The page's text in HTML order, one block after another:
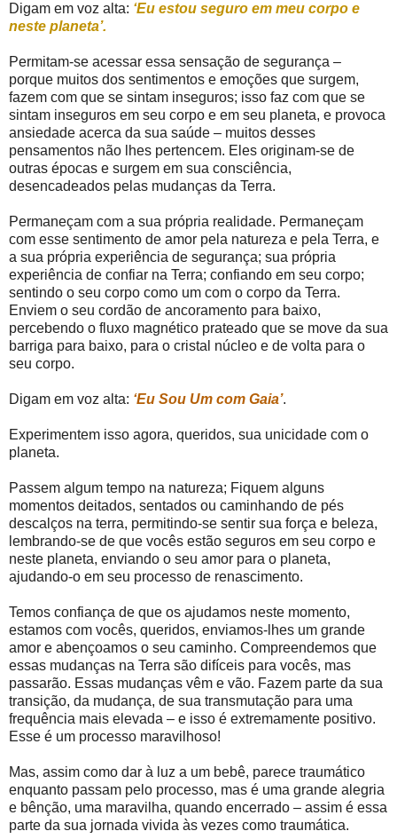
Digam em voz alta: ‘Eu estou seguro em meu corpo e
neste planeta’.
Permitam-se acessar essa sensação de segurança –
porque muitos dos sentimentos e emoções que surgem,
fazem com que se sintam inseguros; isso faz com que se
sintam inseguros em seu corpo e em seu planeta, e provoca
ansiedade acerca da sua saúde – muitos desses
pensamentos não lhes pertencem. Eles originam-se de
outras épocas e surgem em sua consciência,
desencadeados pelas mudanças da Terra.
Permaneçam com a sua própria realidade. Permaneçam
com esse sentimento de amor pela natureza e pela Terra, e
a sua própria experiência de segurança; sua própria
experiência de confiar na Terra; confiando em seu corpo;
sentindo o seu corpo como um com o corpo da Terra.
Enviem o seu cordão de ancoramento para baixo,
percebendo o fluxo magnético prateado que se move da sua
barriga para baixo, para o cristal núcleo e de volta para o
seu corpo.
Digam em voz alta: ‘Eu Sou Um com Gaia’.
Experimentem isso agora, queridos, sua unicidade com o
planeta.
Passem algum tempo na natureza; Fiquem alguns
momentos deitados, sentados ou caminhando de pés
descalços na terra, permitindo-se sentir sua força e beleza,
lembrando-se de que vocês estão seguros em seu corpo e
neste planeta, enviando o seu amor para o planeta,
ajudando-o em seu processo de renascimento.
Temos confiança de que os ajudamos neste momento,
estamos com vocês, queridos, enviamos-lhes um grande
amor e abençoamos o seu caminho. Compreendemos que
essas mudanças na Terra são difíceis para vocês, mas
passarão. Essas mudanças vêm e vão. Fazem parte da sua
transição, da mudança, de sua transmutação para uma
frequência mais elevada – e isso é extremamente positivo.
Esse é um processo maravilhoso!
Mas, assim como dar à luz a um bebê, parece traumático
enquanto passam pelo processo, mas é uma grande alegria
e bênção, uma maravilha, quando encerrado – assim é essa
parte da sua jornada vivida às vezes como traumática.